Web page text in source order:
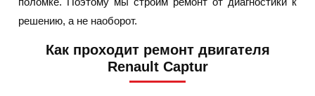
решению, а не наоборот.
Как проходит ремонт двигателя
Renault Captur